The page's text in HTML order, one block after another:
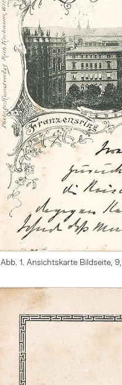
Abb. 1. Ansichtskarte Bildseite,